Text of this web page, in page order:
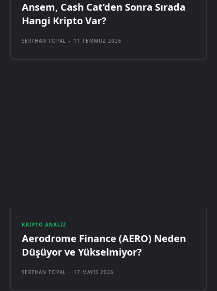
Ansem, Cash Cat’den Sonra Sırada
Hangi Kripto Var?
SERTHAN TOPAL - 11 TEMMUZ 2026
KRIPTO ANALIZ
Aerodrome Finance (AERO) Neden
Düşüyor ve Yükselmiyor?
SERTHAN TOPAL - 17 MAYIS 2026